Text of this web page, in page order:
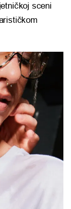
sceni